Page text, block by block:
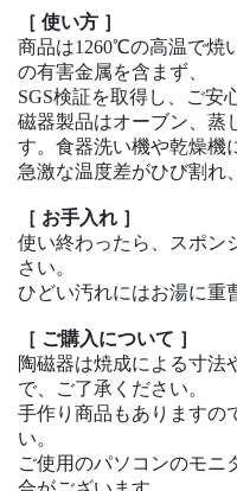
［ 使い方 ］
商品は1260℃の高温で焼
の有害金属を含まず、
SGS検証を取得し、ご安
磁器製品はオーブン、蒸
す。食器洗い機や乾燥機
急激な温度差がひび割れ
［ お手入れ ］
使い終わったら、スポン
さい。
ひどい汚れにはお湯に重
［ ご購入について ］
陶磁器は焼成による寸法
で、ご了承ください。
手作り商品もありますの
い。
ご使用のパソコンのモニ